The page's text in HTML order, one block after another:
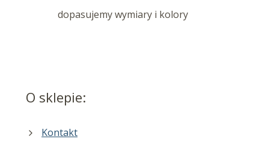
dopasujemy wymiary i kolory
O sklepie:
Kontakt